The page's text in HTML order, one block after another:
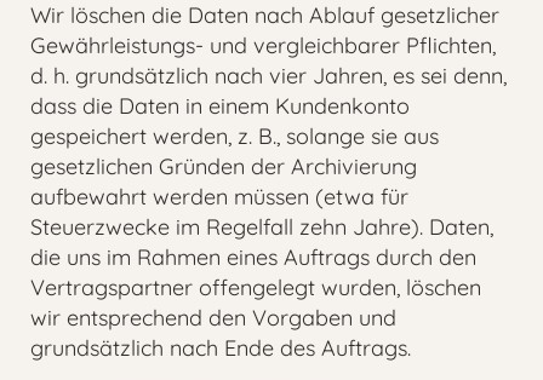
Wir löschen die Daten nach Ablauf gesetzlicher
Gewährleistungs- und vergleichbarer Pflichten,
d. h. grundsätzlich nach vier Jahren, es sei denn,
dass die Daten in einem Kundenkonto
gespeichert werden, z. B., solange sie aus
gesetzlichen Gründen der Archivierung
aufbewahrt werden müssen (etwa für
Steuerzwecke im Regelfall zehn Jahre). Daten,
die uns im Rahmen eines Auftrags durch den
Vertragspartner offengelegt wurden, löschen
wir entsprechend den Vorgaben und
grundsätzlich nach Ende des Auftrags.